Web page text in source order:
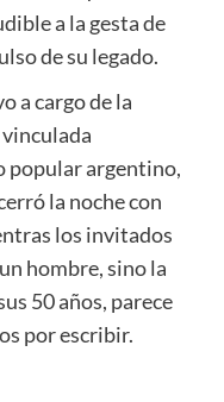
a la gesta de
de su legado.
a cargo de la
popular argentino,
la noche con
los invitados
hombre, sino la
50 años, parece
por escribir.